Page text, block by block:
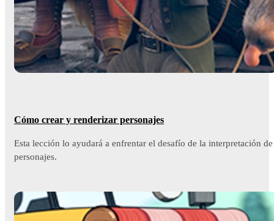
Cómo crear y renderizar personajes
Esta lección lo ayudará a enfrentar el desafío de la interpretación de
personajes.